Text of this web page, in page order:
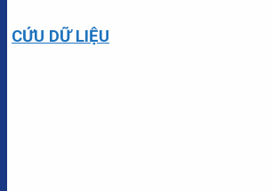
CỨU DỮ LIỆU